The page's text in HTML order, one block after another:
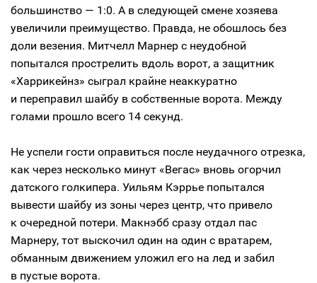
большинство — 1:0. А в следующей смене хозяева
увеличили преимущество. Правда, не обошлось без
доли везения. Митчелл Марнер с неудобной
попытался прострелить вдоль ворот, а защитник
«Харрикейнз» сыграл крайне неаккуратно
и переправил шайбу в собственные ворота. Между
голами прошло всего 14 секунд.
Не успели гости оправиться после неудачного отрезка,
как через несколько минут «Вегас» вновь огорчил
датского голкипера. Уильям Кэррье попытался
вывести шайбу из зоны через центр, что привело
к очередной потери. Макнэбб сразу отдал пас
Марнеру, тот выскочил один на один с вратарем,
обманным движением уложил его на лед и забил
в пустые ворота.